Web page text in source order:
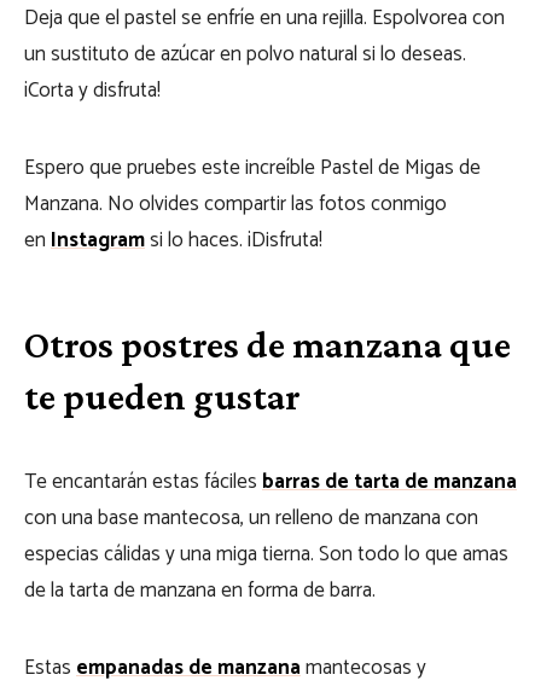
Deja que el pastel se enfríe en una rejilla. Espolvorea con
un sustituto de azúcar en polvo natural si lo deseas.
¡Corta y disfruta!
Espero que pruebes este increíble Pastel de Migas de
Manzana. No olvides compartir las fotos conmigo
enInstagramsi lo haces. ¡Disfruta!
Otros postres de manzana que
te pueden gustar
Te encantarán estas fácilesbarras de tarta de manzana
con una base mantecosa, un relleno de manzana con
especias cálidas y una miga tierna. Son todo lo que amas
de la tarta de manzana en forma de barra.
Estasempanadas de manzanamantecosas y